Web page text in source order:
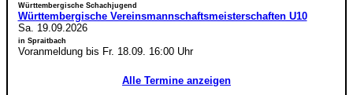
Württembergische Schachjugend
Württembergische Vereinsmannschaftsmeisterschaften U10
Sa. 19.09.2026
in Spraitbach
Voranmeldung bis Fr. 18.09. 16:00 Uhr
Alle Termine anzeigen